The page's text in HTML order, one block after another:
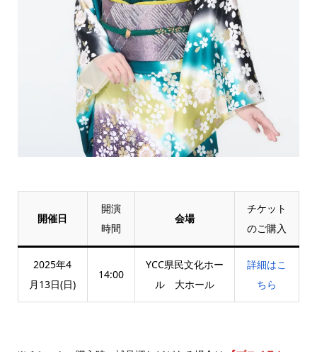
開催日
開演
時間
会場
チケット
のご購入
2025年4
月13日(日)
14:00
YCC県民文化ホー
ル 大ホール
詳細はこ
ちら